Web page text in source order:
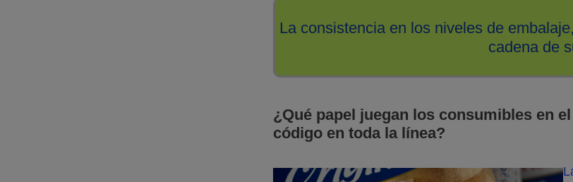
La consistencia en los niveles de
cadena de
¿Qué papel juegan los consumibles en
código en toda la línea?